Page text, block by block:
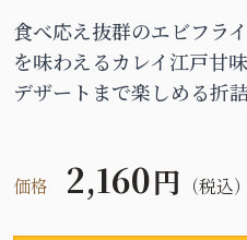
食べ応え抜群のエビフラ
を味わえるカレイ江戸甘
デザートまで楽しめる折詰
価格 2,160円 （税込）